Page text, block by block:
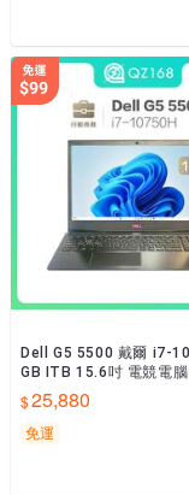
Dell G5 5500 戴爾 i7-
GB ITB 15.6吋 電競電
手電腦
25,880
免運